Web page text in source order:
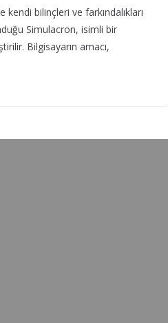
kendi bilinçleri ve farkındalıkları
Simulacron, isimli bir
Bilgisayarın amacı,